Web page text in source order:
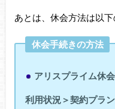
あとは、休会方法は以下
休会手続きの方法
アリスプライム休
利用状況＞契約プラ